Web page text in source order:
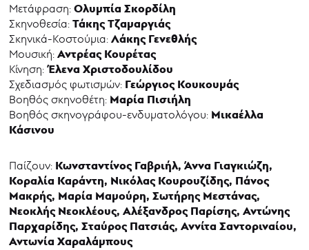
Μετάφραση:Ολυμπία Σκορδίλη
Σκηνοθεσία:Τάκης Τζαμαργιάς
Σκηνικά-Κοστούμια:Λάκης Γενεθλής
Μουσική:Αντρέας Κουρέτας
Κίνηση:Έλενα Χριστοδουλίδου
Σχεδιασμός φωτισμών: Γεώργιος Κουκουμάς
Βοηθός σκηνοθέτη: Μαρία Πισιήλη
Βοηθός σκηνογράφου-ενδυματολόγου: Μικαέλλα
Κάσινου
Παίζουν: Κωνσταντίνος Γαβριήλ, Άννα Γιαγκιώζη,
Κοραλία Καράντη, Νικόλας Κουρουζίδης, Πάνος
Μακρής, Μαρία Μαμούρη, Σωτήρης Μεστάνας,
Νεοκλής Νεοκλέους, Αλέξανδρος Παρίσης, Αντώνης
Παρχαρίδης, Σταύρος Πατσιάς, Αννίτα Σαντοριναίου,
Αντωνία Χαραλάμπους